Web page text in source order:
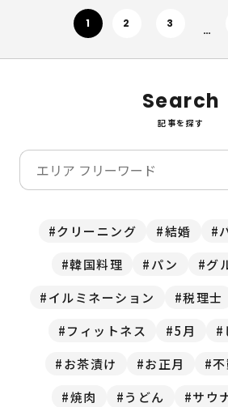
1 2 3
…
Search
記事を探す
クリーニング 結婚
韓国料理
パン グ
イルミネーション
税理士
フィットネス
5月
お茶漬け
お正月
焼肉
うどん サウ